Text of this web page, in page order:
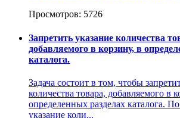
Просмотров: 5726
Запретить указание количества
добавляемого в корзину, в
каталога.
Задача состоит в том, чтобы
количества товара, добавляемого в
определенных разделах каталога.
указание коли...